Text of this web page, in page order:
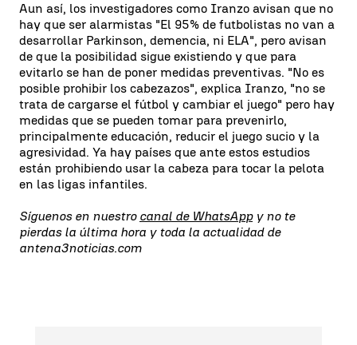
Aun así, los investigadores como Iranzo avisan que no
hay que ser alarmistas "El 95% de futbolistas no van a
desarrollar Parkinson, demencia, ni ELA", pero avisan
de que la posibilidad sigue existiendo y que para
evitarlo se han de poner medidas preventivas. "No es
posible prohibir los cabezazos", explica Iranzo, "no se
trata de cargarse el fútbol y cambiar el juego" pero hay
medidas que se pueden tomar para prevenirlo,
principalmente educación, reducir el juego sucio y la
agresividad. Ya hay países que ante estos estudios
están prohibiendo usar la cabeza para tocar la pelota
en las ligas infantiles.
Síguenos en nuestro canal de WhatsAppy no te
pierdas la última hora y toda la actualidad de
antena3noticias.com